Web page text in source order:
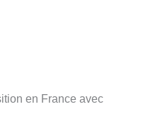
en France avec